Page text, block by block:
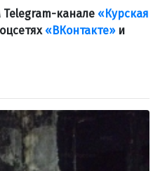
канале «Курская
«ВКонтакте»и